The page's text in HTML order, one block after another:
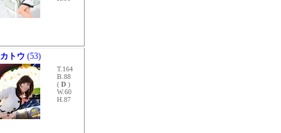
カトウ (53)
T.164
B.88
( D )
W.60
H.87